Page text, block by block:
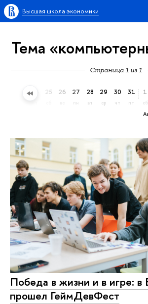
Высшая школа экономики
Тема
Страница 1 из 1
24 25 26 27
пн
28
вт
29
ср
30
чт
31
пт
1
сб
Победа в жизни и в игре: в
прошел ГеймДевФест